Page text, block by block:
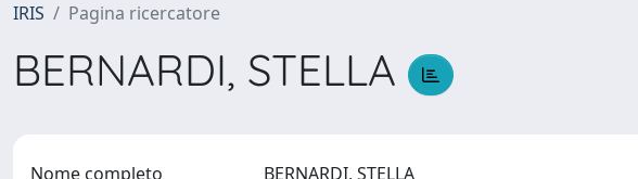
IRIS Pagina ricercatore
BERNARDI, STELLA
Nome completo BERNARDI, STELLA